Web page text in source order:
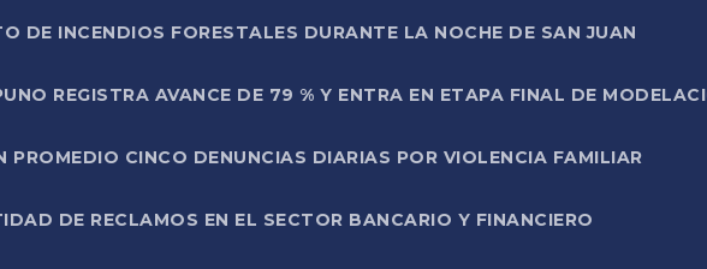
DE INCENDIOS FORESTALES DURANTE LA NOCHE DE SAN JUAN
REGISTRA AVANCE DE 79 % Y ENTRA EN ETAPA FINAL DE
PROMEDIO CINCO DENUNCIAS DIARIAS POR VIOLENCIA FAMILIAR
DE RECLAMOS EN EL SECTOR BANCARIO Y FINANCIERO